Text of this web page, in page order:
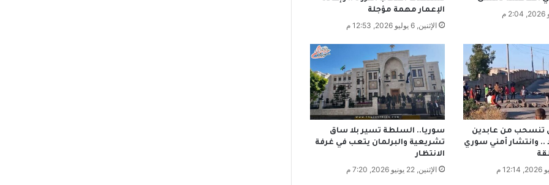
ر
ي
و
ا
ج
ه
ة
م
ل
الإعمار مهمة مؤجلة
الإثنين, 6 يوليو 2026, 12:53 م
تنسحب من عابدين
.. وانتشار أمني سوري
سوريا.. السلطة تسير بلا ساق
تشريعية والبرلمان يتعب في غرفة
الانتظار
الإثنين, 22 يونيو 2026, 7:20 م